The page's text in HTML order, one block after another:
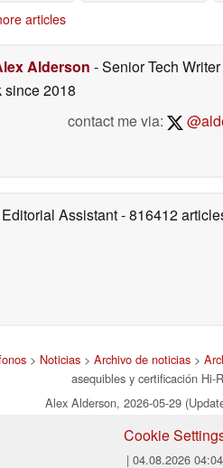
Trio
en casa
2026
articles
Alderson - Senior Tech Writer
since 2018
contact me via:
Assistant- 816412
> Noticias> Archivo de noticias>
asequibles y certificación Hi-
Alex Alderson, 2026-05-29
Cookie
| 04.08.2026 04:04